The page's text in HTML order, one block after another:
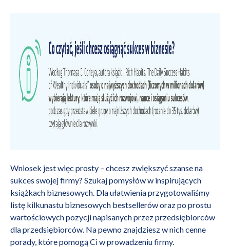
Wniosek jest więc prosty – chcesz zwiększyć szanse na
sukces swojej firmy? Szukaj pomysłów w inspirujących
książkach biznesowych. Dla ułatwienia przygotowaliśmy
listę kilkunastu biznesowych bestsellerów oraz po prostu
wartościowych pozycji napisanych przez przedsiębiorców
dla przedsiębiorców. Na pewno znajdziesz w nich cenne
porady, które pomogą Ci w prowadzeniu firmy.